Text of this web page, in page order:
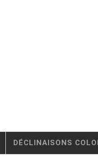
DÉCLINAISONS